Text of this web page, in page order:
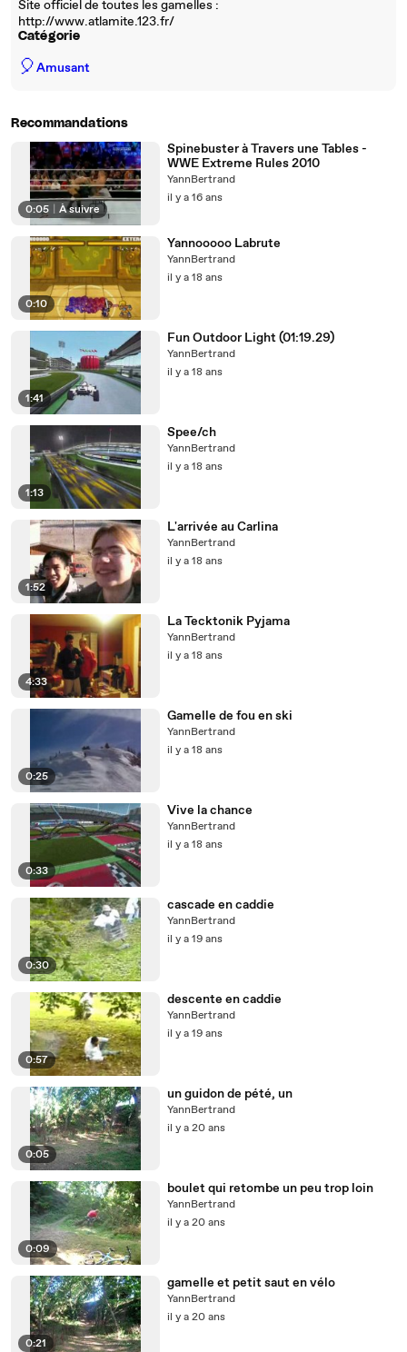
Site officiel de toutes les gamelles :
http://www.atlamite.123.fr/
Catégorie
🎈Amusant
Recommandations
0:05 À suivre
Spinebuster à Travers une Tables -
WWE Extreme Rules 2010
YannBertrand
il y a 16 ans
0:10
Yannooooo Labrute
YannBertrand
il y a 18 ans
1:41
Fun Outdoor Light (01:19.29)
YannBertrand
il y a 18 ans
1:13
Spee/ch
YannBertrand
il y a 18 ans
1:52
L'arrivée au Carlina
YannBertrand
il y a 18 ans
4:33
La Tecktonik Pyjama
YannBertrand
il y a 18 ans
0:25
Gamelle de fou en ski
YannBertrand
il y a 18 ans
0:33
Vive la chance
YannBertrand
il y a 18 ans
0:30
cascade en caddie
YannBertrand
il y a 19 ans
0:57
descente en caddie
YannBertrand
il y a 19 ans
0:05
un guidon de pété, un
YannBertrand
il y a 20 ans
0:09
boulet qui retombe un peu trop loin
YannBertrand
il y a 20 ans
0:21
gamelle et petit saut en vélo
YannBertrand
il y a 20 ans